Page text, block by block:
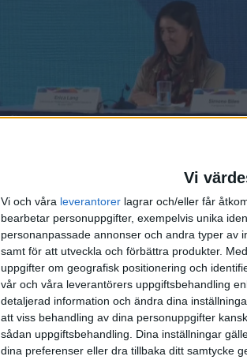
Vi
Vi och våra leverantorer lagrar och/eller får
bearbetar personuppgifter, exempelvis unika
personanpassade annonser och andra typer av
samt för att utveckla och förbättra produkter.
uppgifter om geografisk positionering och
vår och våra leverantörers uppgiftsbehandling
detaljerad information och ändra dina
att viss behandling av dina personuppgifter
sådan uppgiftsbehandling. Dina inställningar
dina preferenser eller dra tillbaka ditt samtycke